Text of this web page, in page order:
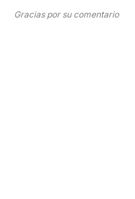
Gracias por su comentario